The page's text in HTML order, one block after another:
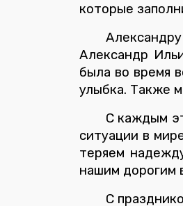
которые
Александр
была во время
улыбка. Также
С каждым
ситуации в
теряем
нашим дорогим
С